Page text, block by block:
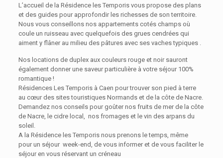
L’accueil de la Résidence les Temporis vous propose des plans
et des guides pour approfondir les richesses de son territoire.
Nous vous conseillons nos appartements cotés champs où
coule un ruisseau avec quelquefois des grues cendrées qui
aiment y flâner au milieu des pâtures avec ses vaches typiques .
Nos locations de duplex aux couleurs rouge et noir sauront
également donner une saveur particulière à votre séjour 100%
romantique !
Résidences Les Temporis à Caen pour trouver son pied à terre
au cœur des sites touristiques Normands et de la côte de Nacre.
Demandez nos conseils pour goûter nos fruits de mer de la côte
de Nacre, le cidre local, nos fromages et le vin des arpans du
soleil.
A la Résidence les Temporis nous prenons le temps, même
pour un séjour week-end, de vous informer et de vous faciliter le
séjour en vous réservant un créneau